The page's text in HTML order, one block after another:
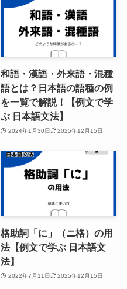
和語・漢語・外来語・混種
語とは？日本語の語種の例
を一覧で解説！【例文で学
ぶ 日本語文法】
2024年1月30日 2025年12月15日
格助詞「に」（ニ格）の用
法【例文で学ぶ 日本語文
法】
2022年7月11日 2025年12月15日